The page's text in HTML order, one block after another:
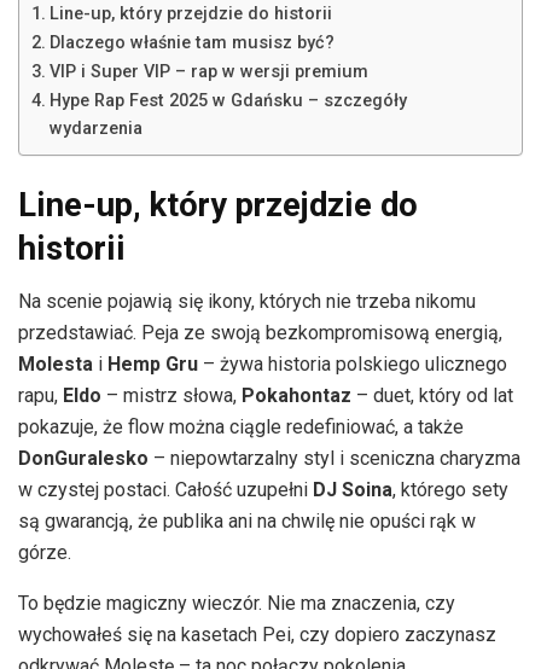
Line-up, który przejdzie do historii
Dlaczego właśnie tam musisz być?
VIP i Super VIP – rap w wersji premium
Hype Rap Fest 2025 w Gdańsku – szczegóły
wydarzenia
Line-up, który przejdzie do
historii
Na scenie pojawią się ikony, których nie trzeba nikomu
przedstawiać. Peja ze swoją bezkompromisową energią,
Molesta i Hemp Gru – żywa historia polskiego ulicznego
rapu, Eldo – mistrz słowa, Pokahontaz – duet, który od lat
pokazuje, że flow można ciągle redefiniować, a także
DonGuralesko – niepowtarzalny styl i sceniczna charyzma
w czystej postaci. Całość uzupełni DJ Soina, którego sety
są gwarancją, że publika ani na chwilę nie opuści rąk w
górze.
To będzie magiczny wieczór. Nie ma znaczenia, czy
wychowałeś się na kasetach Pei, czy dopiero zaczynasz